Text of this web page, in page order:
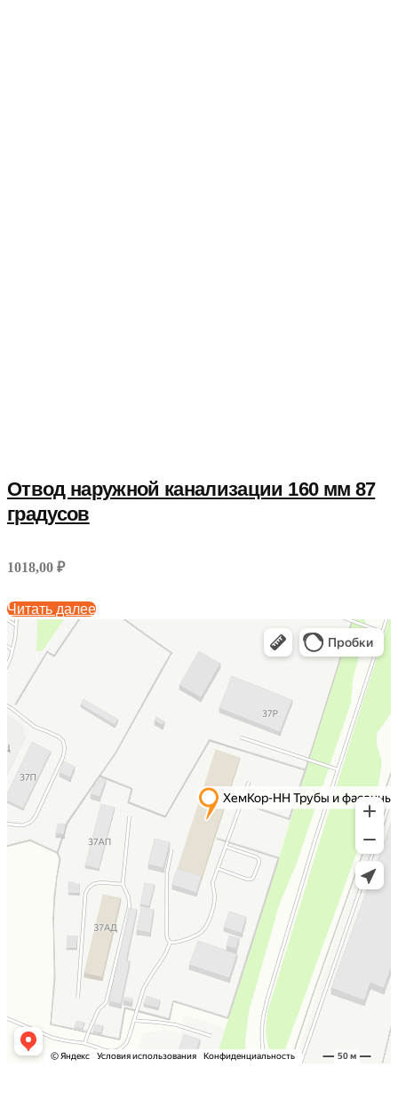
Отвод наружной канализации 160 мм 87
градусов
1018,00 ₽
Читать далее